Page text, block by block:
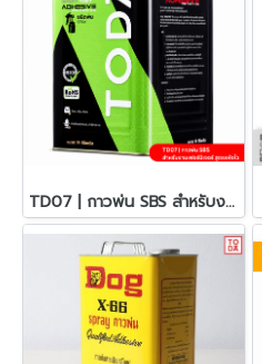
TD07 | กาวพ่น SBS สำหรับงานเฟอร์นิเจอร์ สูตรแห้งไว